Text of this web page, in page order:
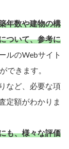
年数や建物の構
ついて、参考に
ルのWebサイト
できます。
など、必要な項
定額がわかりま
も、様々な評価